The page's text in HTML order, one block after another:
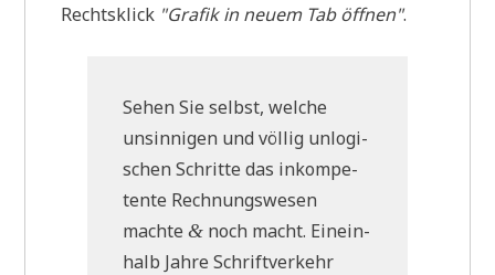
Rechts­klick "Gra­fik in neu­em Tab öff­nen".
Sehen Sie selbst, wel­che
unsin­ni­gen und völ­lig unlo­gi­
schen Schrit­te das inkom­pe­
ten­te Rech­nungs­we­sen
mach­te& noch macht. Ein­ein­
halb Jah­re Schrift­ver­kehr